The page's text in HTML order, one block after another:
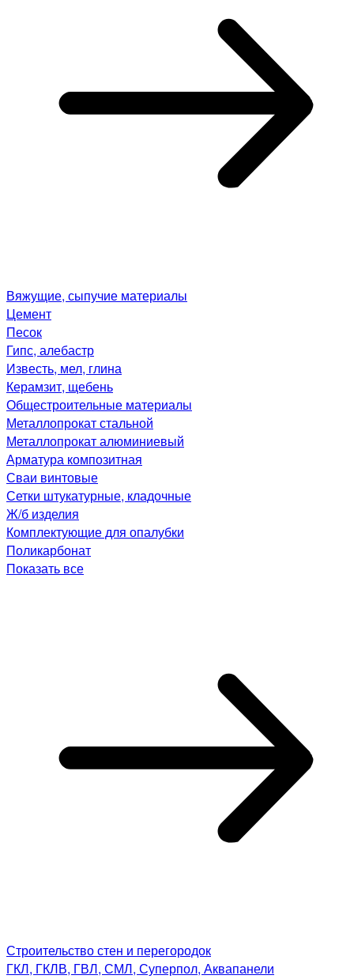
Вяжущие, сыпучие материалы
Цемент
Песок
Гипс, алебастр
Известь, мел, глина
Керамзит, щебень
Общестроительные материалы
Металлопрокат стальной
Металлопрокат алюминиевый
Арматура композитная
Сваи винтовые
Сетки штукатурные, кладочные
Ж/б изделия
Комплектующие для опалубки
Поликарбонат
Показать все
Строительство стен и перегородок
ГКЛ, ГКЛВ, ГВЛ, СМЛ, Суперпол, Аквапанели